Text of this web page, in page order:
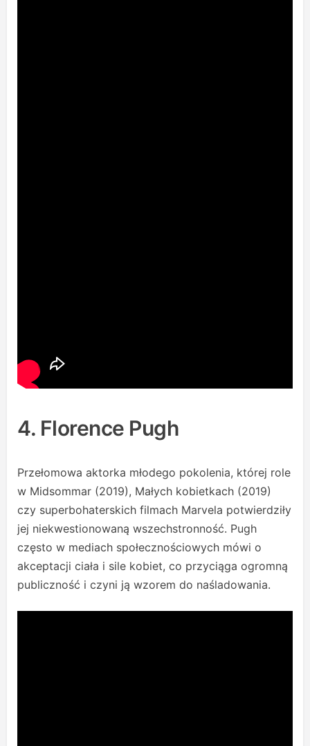
4. Florence Pugh
Przełomowa aktorka młodego pokolenia, której role
w Midsommar (2019), Małych kobietkach (2019)
czy superbohaterskich filmach Marvela potwierdziły
jej niekwestionowaną wszechstronność. Pugh
często w mediach społecznościowych mówi o
akceptacji ciała i sile kobiet, co przyciąga ogromną
publiczność i czyni ją wzorem do naśladowania.